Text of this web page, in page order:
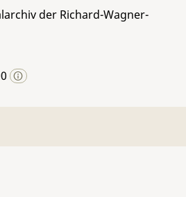
der Richard-Wagner-